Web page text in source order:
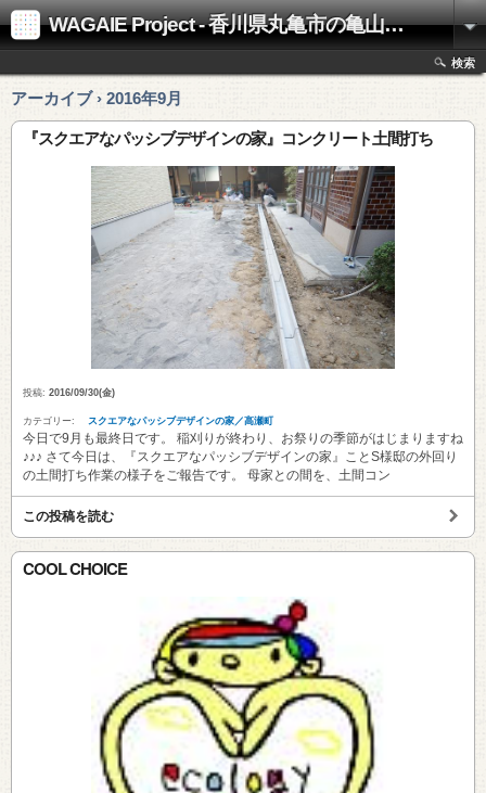
WAGAIE Project - 香川県丸亀市の亀山工務店
検索
アーカイブ › 2016年9月
『スクエアなパッシブデザインの家』コンクリート土間打ち
投稿: 2016/09/30(金)
カテゴリー: スクエアなパッシブデザインの家／高瀬町
今日で9月も最終日です。 稲刈りが終わり、お祭りの季節がはじまりますね
♪♪♪ さて今日は、『スクエアなパッシブデザインの家』ことS様邸の外回り
の土間打ち作業の様子をご報告です。 母家との間を、土間コン
この投稿を読む
COOL CHOICE